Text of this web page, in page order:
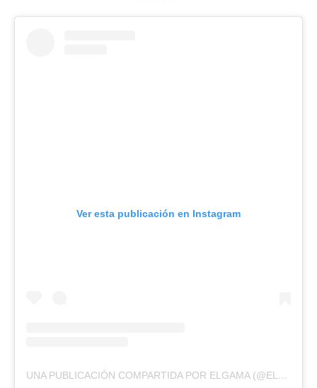
Ver esta publicación en Instagram
UNA PUBLICACIÓN COMPARTIDA POR ELGAMA (@ELGAMANOVA)